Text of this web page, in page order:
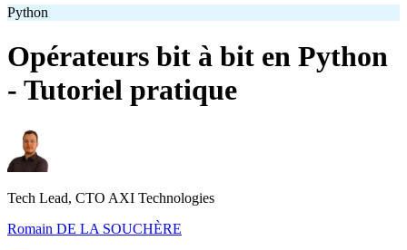
Python
Opérateurs bit à bit en Python
- Tutoriel pratique
Tech Lead, CTO AXI Technologies
Romain DE LA SOUCHÈRE